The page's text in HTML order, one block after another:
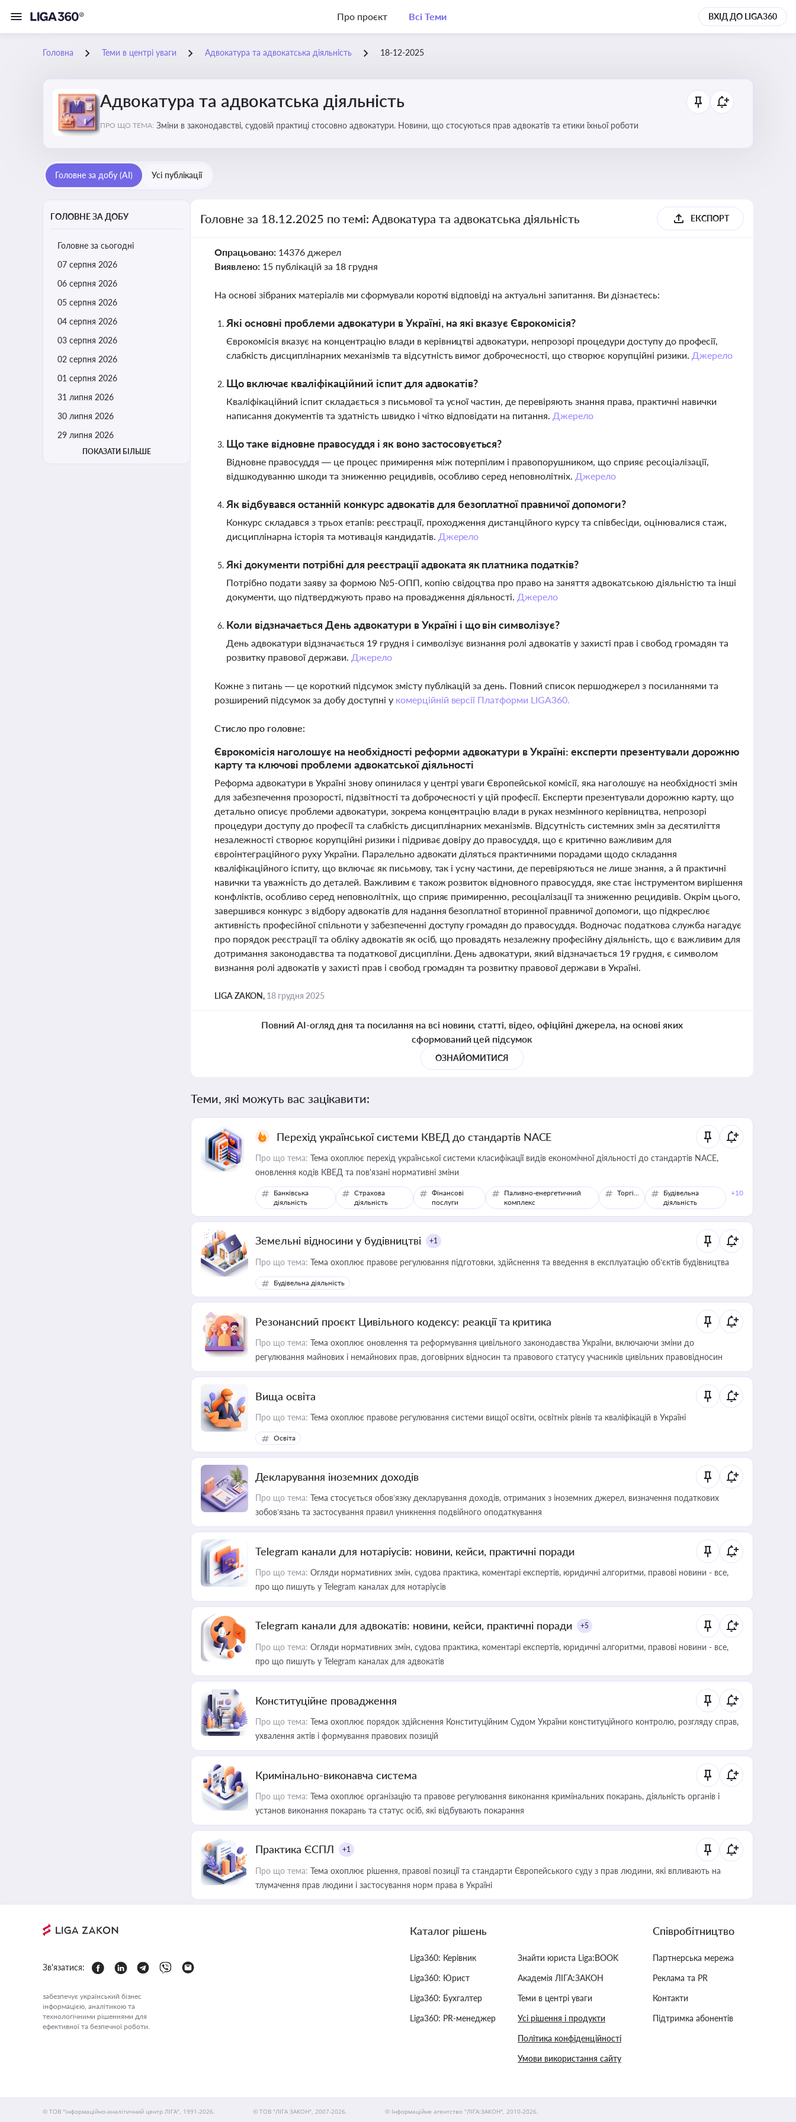
Про проєкт Всі Теми ВХІД ДО LIGA360
Головна Теми в центрі уваги Адвокатура та адвокатська діяльність 18-12-2025
Адвокатура та адвокатська діяльність
ПРО ЩО ТЕМА: Зміни в законодавстві, судовій практиці стосовно адвокатури. Новини, що стосуються прав адвокатів та етики їхньої роботи
Головне за добу (AI) Усі публікації
ГОЛОВНЕ ЗА ДОБУ
Головне за сьогодні
07 серпня 2026
06 серпня 2026
05 серпня 2026
04 серпня 2026
03 серпня 2026
02 серпня 2026
01 серпня 2026
31 липня 2026
30 липня 2026
29 липня 2026
ПОКАЗАТИ БІЛЬШЕ
Головне за 18.12.2025 по темі: Адвокатура та адвокатська діяльність ЕКСПОРТ
Опрацьовано: 14376 джерел
Виявлено: 15 публікацій за 18 грудня
На основі зібраних матеріалів ми сформували короткі відповіді на актуальні запитання. Ви дізнаєтесь:
Які основні проблеми адвокатури в Україні, на які вказує Єврокомісія?
Єврокомісія вказує на концентрацію влади в керівництві адвокатури, непрозорі процедури доступу до професії,
слабкість дисциплінарних механізмів та відсутність вимог доброчесності, що створює корупційні ризики. Джерело
Що включає кваліфікаційний іспит для адвокатів?
Кваліфікаційний іспит складається з письмової та усної частин, де перевіряють знання права, практичні навички
написання документів та здатність швидко і чітко відповідати на питання. Джерело
Що таке відновне правосуддя і як воно застосовується?
Відновне правосуддя — це процес примирення між потерпілим і правопорушником, що сприяє ресоціалізації,
відшкодуванню шкоди та зниженню рецидивів, особливо серед неповнолітніх. Джерело
Як відбувався останній конкурс адвокатів для безоплатної правничої допомоги?
Конкурс складався з трьох етапів: реєстрації, проходження дистанційного курсу та співбесіди, оцінювалися стаж,
дисциплінарна історія та мотивація кандидатів. Джерело
Які документи потрібні для реєстрації адвоката як платника податків?
Потрібно подати заяву за формою №5-ОПП, копію свідоцтва про право на заняття адвокатською діяльністю та інші
документи, що підтверджують право на провадження діяльності. Джерело
Коли відзначається День адвокатури в Україні і що він символізує?
День адвокатури відзначається 19 грудня і символізує визнання ролі адвокатів у захисті прав і свобод громадян та
розвитку правової держави. Джерело
Кожне з питань — це короткий підсумок змісту публікацій за день. Повний список першоджерел з посиланнями та
розширений підсумок за добу доступні у комерційній версії Платформи LIGA360.
Стисло про головне:
Єврокомісія наголошує на необхідності реформи адвокатури в Україні: експерти презентували дорожню
карту та ключові проблеми адвокатської діяльності
Реформа адвокатури в Україні знову опинилася у центрі уваги Європейської комісії, яка наголошує на необхідності змін
для забезпечення прозорості, підзвітності та доброчесності у цій професії. Експерти презентували дорожню карту, що
детально описує проблеми адвокатури, зокрема концентрацію влади в руках незмінного керівництва, непрозорі
процедури доступу до професії та слабкість дисциплінарних механізмів. Відсутність системних змін за десятиліття
незалежності створює корупційні ризики і підриває довіру до правосуддя, що є критично важливим для
євроінтеграційного руху України. Паралельно адвокати діляться практичними порадами щодо складання
кваліфікаційного іспиту, що включає як письмову, так і усну частини, де перевіряються не лише знання, а й практичні
навички та уважність до деталей. Важливим є також розвиток відновного правосуддя, яке стає інструментом вирішення
конфліктів, особливо серед неповнолітніх, що сприяє примиренню, ресоціалізації та зниженню рецидивів. Окрім цього,
завершився конкурс з відбору адвокатів для надання безоплатної вторинної правничої допомоги, що підкреслює
активність професійної спільноти у забезпеченні доступу громадян до правосуддя. Водночас податкова служба нагадує
про порядок реєстрації та обліку адвокатів як осіб, що провадять незалежну професійну діяльність, що є важливим для
дотримання законодавства та податкової дисципліни. День адвокатури, який відзначається 19 грудня, є символом
визнання ролі адвокатів у захисті прав і свобод громадян та розвитку правової держави в Україні.
LIGA ZAKON, 18 грудня 2025
Повний AI-огляд дня та посилання на всі новини, статті, відео, офіційні джерела, на основі яких
сформований цей підсумок
ОЗНАЙОМИТИСЯ
Теми, які можуть вас зацікавити:
Перехід української системи КВЕД до стандартів NACE
Про що тема: Тема охоплює перехід української системи класифікації видів економічної діяльності до стандартів NACE,
оновлення кодів КВЕД та пов'язані нормативні зміни
Банківська
діяльність
Страхова
діяльність
Фінансові
послуги
Паливно-енергетичний
комплекс
Торгівля
Будівельна
діяльність
+10
Земельні відносини у будівництві +1
Про що тема: Тема охоплює правове регулювання підготовки, здійснення та введення в експлуатацію об’єктів будівництва
Будівельна діяльність
Резонансний проєкт Цивільного кодексу: реакції та критика
Про що тема: Тема охоплює оновлення та реформування цивільного законодавства України, включаючи зміни до
регулювання майнових і немайнових прав, договірних відносин та правового статусу учасників цивільних правовідносин
Вища освіта
Про що тема: Тема охоплює правове регулювання системи вищої освіти, освітніх рівнів та кваліфікацій в Україні
Освіта
Декларування іноземних доходів
Про що тема: Тема стосується обов’язку декларування доходів, отриманих з іноземних джерел, визначення податкових
зобов’язань та застосування правил уникнення подвійного оподаткування
Telegram канали для нотаріусів: новини, кейси, практичні поради
Про що тема: Огляди нормативних змін, судова практика, коментарі експертів, юридичні алгоритми, правові новини - все,
про що пишуть у Telegram каналах для нотаріусів
Telegram канали для адвокатів: новини, кейси, практичні поради +5
Про що тема: Огляди нормативних змін, судова практика, коментарі експертів, юридичні алгоритми, правові новини - все,
про що пишуть у Telegram каналах для адвокатів
Конституційне провадження
Про що тема: Тема охоплює порядок здійснення Конституційним Судом України конституційного контролю, розгляду справ,
ухвалення актів і формування правових позицій
Кримінально-виконавча система
Про що тема: Тема охоплює організацію та правове регулювання виконання кримінальних покарань, діяльність органів і
установ виконання покарань та статус осіб, які відбувають покарання
Практика ЄСПЛ +1
Про що тема: Тема охоплює рішення, правові позиції та стандарти Європейського суду з прав людини, які впливають на
тлумачення прав людини і застосування норм права в Україні
Зв'язатися:
забезпечує український бізнес
інформацією, аналітикою та
технологічними рішеннями для
ефективної та безпечної роботи.
Каталог рішень
Liga360: Керівник
Liga360: Юрист
Liga360: Бухгалтер
Liga360: PR-менеджер
Знайти юриста Liga:BOOK
Академія ЛІГА:ЗАКОН
Теми в центрі уваги
Усі рішення і продукти
Політика конфіденційності
Умови використання сайту
Співробітництво
Партнерська мережа
Реклама та PR
Контакти
Підтримка абонентів
© ТОВ "інформаційно-аналітичний центр ЛІГА", 1991-2026. © ТОВ "ЛІГА ЗАКОН", 2007-2026. © Інформаційне агентство "ЛІГА:ЗАКОН", 2010-2026.